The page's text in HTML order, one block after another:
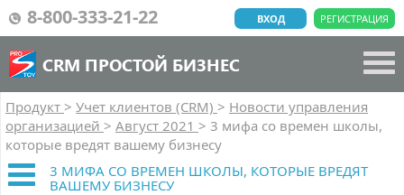
8-800-333-21-22 РЕГИСТРАЦИЯ
ВХОД
CRM ПРОСТОЙ БИЗНЕС
Продукт > Учет клиентов (CRM) > Новости управления
организацией > Август 2021 > 3 мифа со времен школы,
которые вредят вашему бизнесу
3 МИФА СО ВРЕМЕН ШКОЛЫ, КОТОРЫЕ ВРЕДЯТ
ВАШЕМУ БИЗНЕСУ